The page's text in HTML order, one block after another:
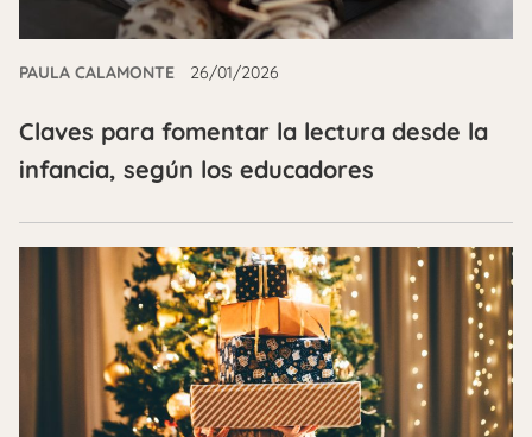
PAULA CALAMONTE 26/01/2026
Claves para fomentar la lectura desde la
infancia, según los educadores